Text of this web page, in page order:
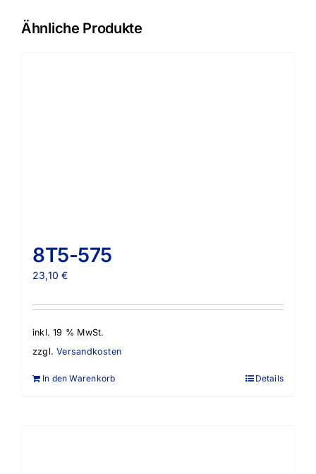
Ähnliche Produkte
8T5-575
23,10€
inkl. 19 % MwSt.
zzgl.Versandkosten
In den Warenkorb Details